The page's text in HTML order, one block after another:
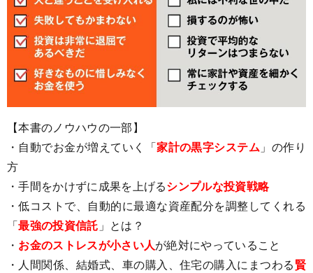
【本書のノウハウの一部】
・自動でお金が増えていく「家計の黒字システム 」の作り
方
・手間をかけずに成果を上げるシンプルな投資戦略
・低コストで、自動的に最適な資産配分を調整してくれる
「最強の投資信託 」とは？
・ お金のストレスが小さい人が絶対にやっていること
・人間関係、結婚式、車の購入、住宅の購入にまつわる賢